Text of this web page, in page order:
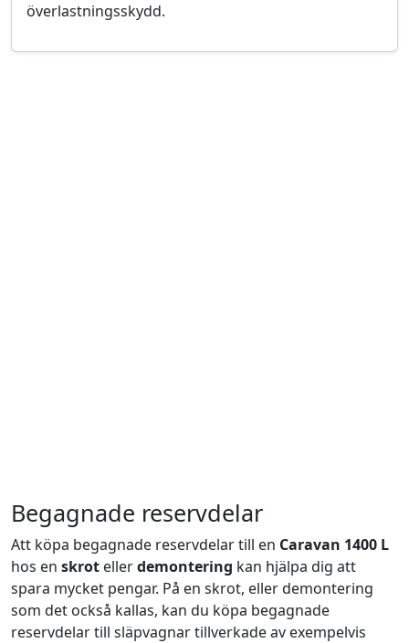
överlastningsskydd.
Begagnade reservdelar
Att köpa begagnade reservdelar till en Caravan 1400 L
hos en skrot ellerdemontering kan hjälpa dig att
spara mycket pengar. På en skrot, eller demontering
som det också kallas, kan du köpa begagnade
reservdelar till släpvagnar tillverkade av exempelvis